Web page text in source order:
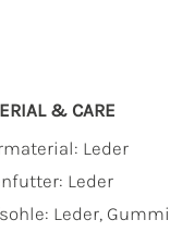
& CARE
Leder
Leder
Leder, Gummi